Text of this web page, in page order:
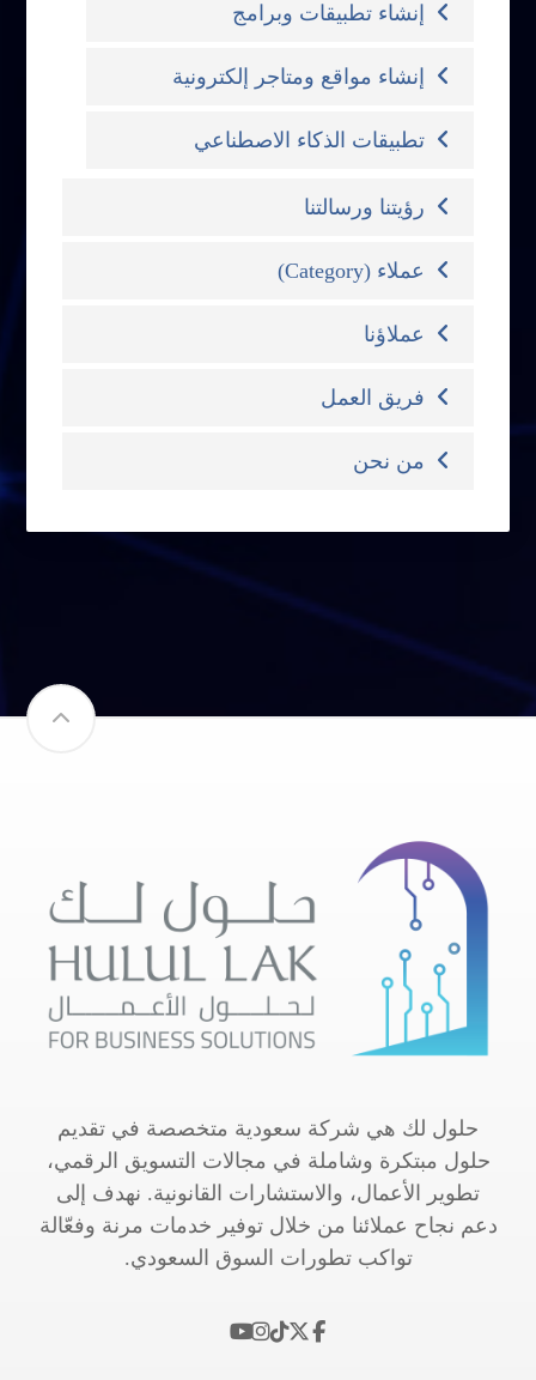
إنشاء تطبيقات وبرامج
إنشاء مواقع ومتاجر إلكترونية
تطبيقات الذكاء الاصطناعي
رؤيتنا ورسالتنا
عملاء (Category)
عملاؤنا
فريق العمل
من نحن
حلول لك هي شركة سعودية متخصصة في تقديم
حلول مبتكرة وشاملة في مجالات التسويق الرقمي،
تطوير الأعمال، والاستشارات القانونية. نهدف إلى
دعم نجاح عملائنا من خلال توفير خدمات مرنة وفعّالة
تواكب تطورات السوق السعودي.